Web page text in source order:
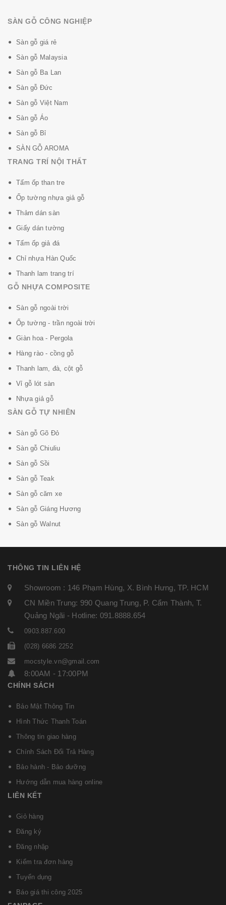
SÀN GỖ CÔNG NGHIỆP
Sàn gỗ giá rẻ
Sàn gỗ Malaysia
Sàn gỗ Ba Lan
Sàn gỗ Đức
Sàn gỗ Việt Nam
Sàn gỗ Áo
Sàn gỗ Bỉ
SÀN GỖ AROMA
TRANG TRÍ NỘI THẤT
Tấm ốp than tre
Ốp tường nhựa giả gỗ
Thảm dán sàn
Giấy dán tường
Tấm ốp giả đá
Chỉ nhựa Hàn Quốc
Thanh lam trang trí
GỖ NHỰA COMPOSITE
Sàn gỗ ngoài trời
Ốp tường - trần ngoài trời
Giàn hoa - Pergola
Hàng rào - cồng gỗ
Thanh lam, đà, cột gỗ
Vỉ gỗ lót sàn
Nhựa giả gỗ
SÀN GỖ TỰ NHIÊN
Sàn gỗ Gõ Đỏ
Sàn gỗ Chiuliu
Sàn gỗ Sồi
Sàn gỗ Teak
Sàn gỗ căm xe
Sàn gỗ Giáng Hương
Sàn gỗ Walnut
THÔNG TIN LIÊN HỆ
Showroom : 146 Phạm Hùng, X. Bình Hưng, TP. HCM
CN Miền Trung: 990 Quang Trung, P. Cẩm Thành, T.
Quảng Ngãi - Hotline: 091.8888.654
0903.887.600
(028) 6686 2252
mocstyle.vn@gmail.com
8:00AM - 17:00PM
CHÍNH SÁCH
Bảo Mật Thông Tin
Hình Thức Thanh Toán
Thông tin giao hàng
Chính Sách Đổi Trả Hàng
Bảo hành - Bảo dưỡng
Hướng dẫn mua hàng online
LIÊN KẾT
Giỏ hàng
Đăng ký
Đăng nhập
Kiểm tra đơn hàng
Tuyển dụng
Báo giá thi công 2025